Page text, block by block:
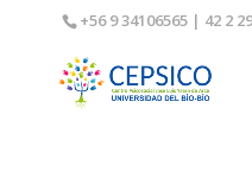
+56 9 34106565 | 42 2